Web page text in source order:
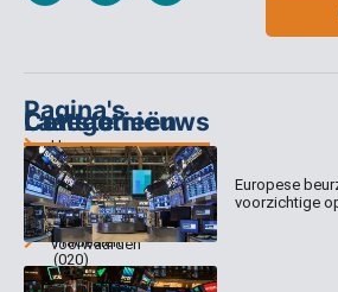
Pagina's
Home
Abonnementen
Dagcommentaar
Tradealert
Organisatie
Categorieën
Columns
Dagcommentaar
Algemene
voorwaarden
Disclaimer
Contact
Keizersgracht
520
1017 EK
Amsterdam
(020)
231
Laatste nieuws
Europese
voorzichtige